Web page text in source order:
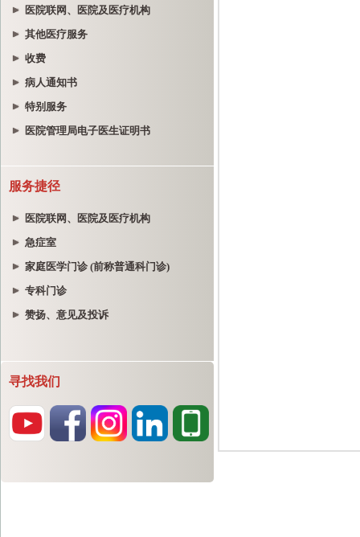
医院联网、医院及医疗机构
其他医疗服务
收费
病人通知书
特别服务
医院管理局电子医生证明书
服务捷径
医院联网、医院及医疗机构
急症室
家庭医学门诊 (前称普通科门诊)
专科门诊
赞扬、意见及投诉
寻找我们